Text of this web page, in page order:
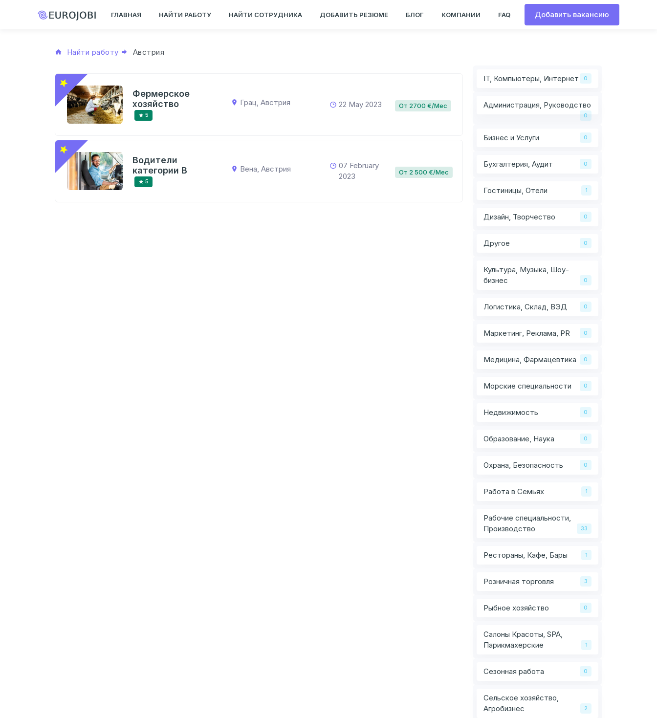
ГЛАВНАЯ НАЙТИ РАБОТУ НАЙТИ СОТРУДНИКА ДОБАВИТЬ РЕЗЮМЕ БЛОГ КОМПАНИИ FAQ Добавить вакансию
Найти работу Австрия
Фермерское
хозяйство
5
Грац, Австрия 22 May 2023 От 2700 €/Мес
Водители
категории В
5
Вена, Австрия
07 February
2023
От 2 500 €/Мес
IT, Компьютеры, Интернет 0
Администрация, Руководство
0
Бизнес и Услуги 0
Бухгалтерия, Аудит 0
Гостиницы, Отели 1
Дизайн, Творчество 0
Другое 0
Культура, Музыка, Шоу-
бизнес
0
Логистика, Склад, ВЭД 0
Маркетинг, Реклама, PR 0
Медицина, Фармацевтика 0
Морские специальности 0
Недвижимость 0
Образование, Наука 0
Охрана, Безопасность 0
Работа в Семьях 1
Рабочие специальности,
Производство
33
Рестораны, Кафе, Бары 1
Розничная торговля 3
Рыбное хозяйство 0
Салоны Красоты, SPA,
Парикмахерские
1
Сезонная работа 0
Сельское хозяйство,
Агробизнес
2